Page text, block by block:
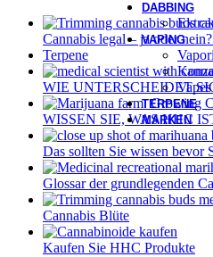
DABBING
VAPING
Vapes
TERPENE
MARKEN
Cannabis legal – ja oder
Terpene
WIE UNTERSCHEIDET
WISSEN SIE, WAS HHC
Das sollten Sie wissen bevor
Glossar der grundlegenden
Cannabis Blüte
Kaufen Sie HHC Produkte